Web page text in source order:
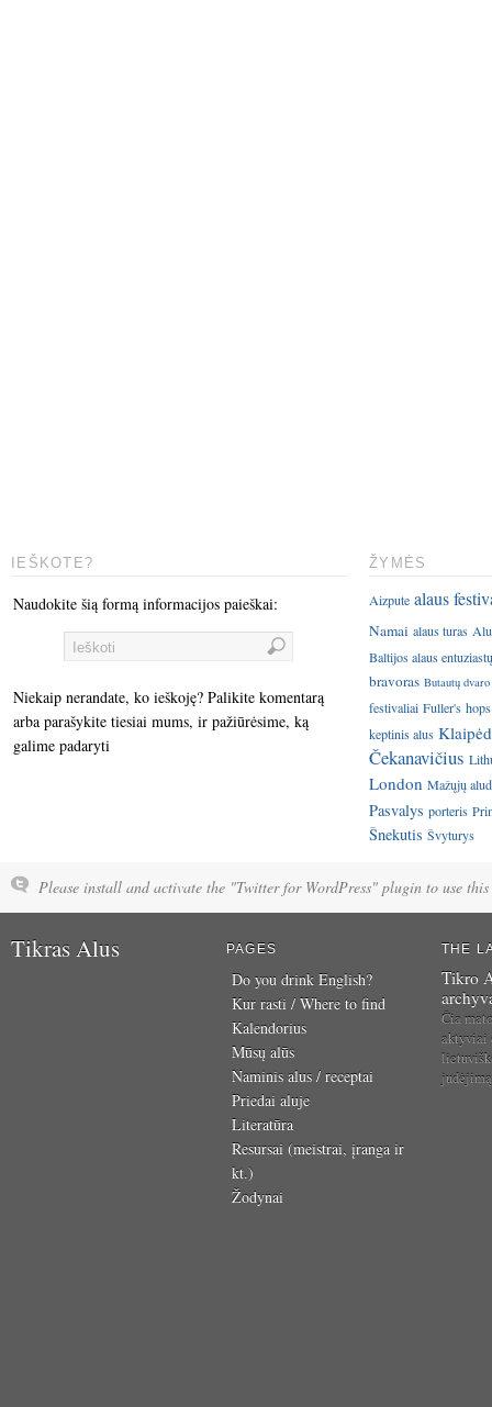
IEŠKOTE?
Naudokite šią formą informacijos paieškai:
Niekaip nerandate, ko ieškoję? Palikite komentarą
arba parašykite tiesiai mums, ir pažiūrėsime, ką
galime padaryti
ŽYMĖS
Aizpute alaus
Namai alaus turas
Baltijos alaus
bravoras Butautų dvaro
festivaliai Fuller's hops
keptinis alus
Čekanavičius
London Mažųjų
Pasvalys porteris
Šnekutis Švyturys
Please install and activate the "Twitter for WordPress" plugin to use this
Tikras Alus PAGES
Do you drink English?
Kur rasti / Where to find
Kalendorius
Mūsų alūs
Naminis alus / receptai
Priedai aluje
Literatūra
Resursai (meistrai, įranga ir
kt.)
Žodynai
THE
Tikro
Čia
aktyviai